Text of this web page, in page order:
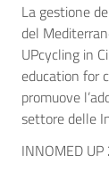
La gestione
del
UPcycling in
education for
promuove
settore delle
INNOMED UP